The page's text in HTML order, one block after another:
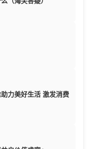
力美好生活 激发消费